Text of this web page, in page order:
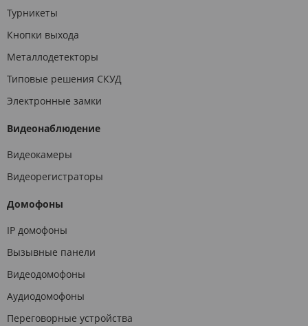
Турникеты
Кнопки выхода
Металлодетекторы
Типовые решения СКУД
Электронные замки
Видеонаблюдение
Видеокамеры
Видеорегистраторы
Домофоны
IP домофоны
Вызывные панели
Видеодомофоны
Аудиодомофоны
Переговорные устройства